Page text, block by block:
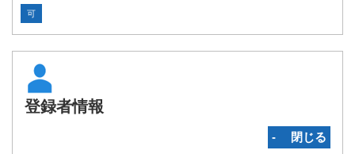
可
登録者情報
‐ 閉じる